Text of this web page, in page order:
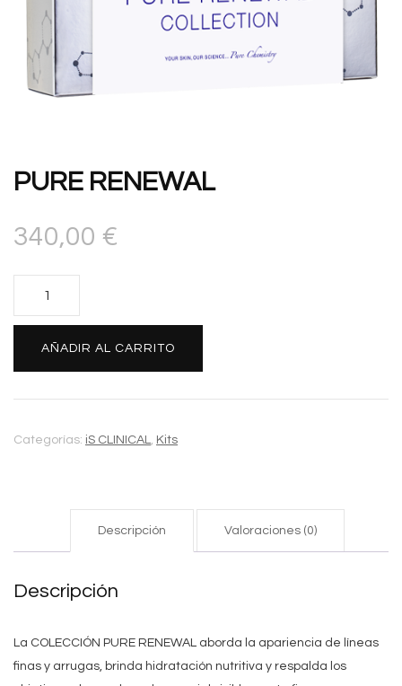
PURE RENEWAL
340,00 €
AÑADIR AL CARRITO
Categorías: iS CLINICAL, Kits
Descripción Valoraciones (0)
Descripción
La COLECCIÓN PURE RENEWAL aborda la apariencia de líneas
finas y arrugas, brinda hidratación nutritiva y respalda los